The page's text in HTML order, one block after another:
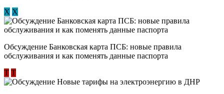
Х Х
Обсуждение ​Банковская карта ПСБ: новые правила
обслуживания и как поменять данные паспорта
Т Т